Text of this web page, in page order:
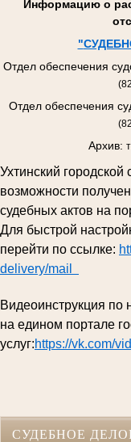
Информацию о
"
Отдел обеспечения
Отдел обеспечения
Архив:
Ухтинский
возможности
судебных актов на
Для быстрой
перейти по ссылке:
delivery/mail
Видеоинструкция по
на едином портале
услуг:https://vk.com/
СУДЕБНОЕ